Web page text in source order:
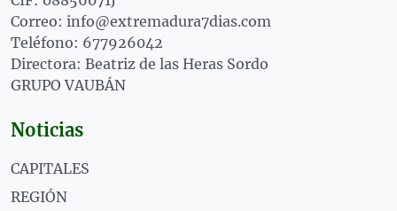
Correo: info@extremadura7dias.com
Teléfono: 677926042
Directora: Beatriz de las Heras Sordo
GRUPO VAUBÁN
Noticias
CAPITALES
REGIÓN